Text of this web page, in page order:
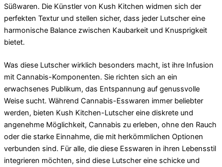
Süßwaren. Die Künstler von Kush Kitchen widmen sich der
perfekten Textur und stellen sicher, dass jeder Lutscher eine
harmonische Balance zwischen Kaubarkeit und Knusprigkeit
bietet.
Was diese Lutscher wirklich besonders macht, ist ihre Infusion
mit Cannabis-Komponenten. Sie richten sich an ein
erwachsenes Publikum, das Entspannung auf genussvolle
Weise sucht. Während Cannabis-Esswaren immer beliebter
werden, bieten Kush Kitchen-Lutscher eine diskrete und
angenehme Möglichkeit, Cannabis zu erleben, ohne den Rauch
oder die starke Einnahme, die mit herkömmlichen Optionen
verbunden sind. Für alle, die diese Esswaren in ihren Lebensstil
integrieren möchten, sind diese Lutscher eine schicke und